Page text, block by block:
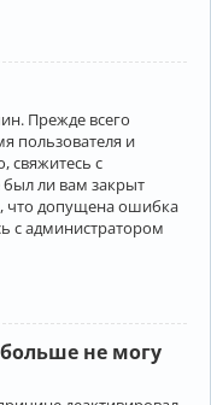
Прежде всего
пользователя и
свяжитесь с
ли вам закрыт
что допущена ошибка
с администратором
не могу